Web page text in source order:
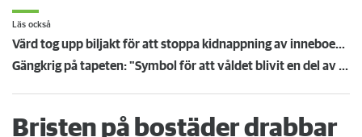
Läs också
Värd tog upp biljakt för att stoppa kidnappning av inneboende - "Han räddade mitt liv"
Gängkrig på tapeten: "Symbol för att våldet blivit en del av stad och hemmiljö"
Bristen på bostäder drabbar